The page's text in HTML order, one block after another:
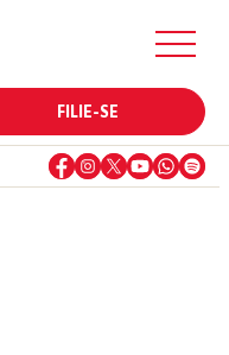
FILIE-SE